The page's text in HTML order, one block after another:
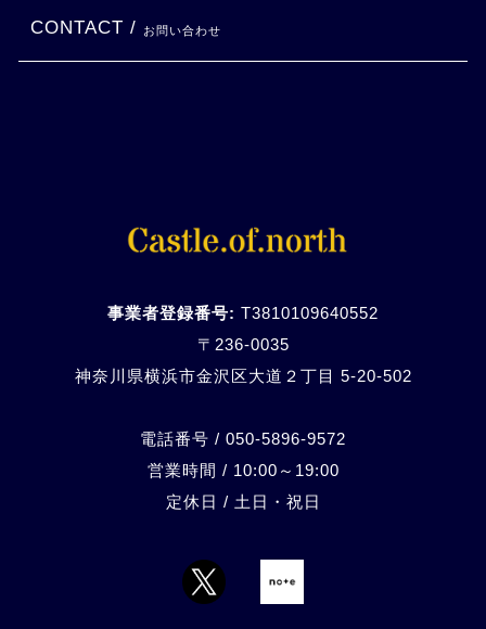
事業者登録番号: T3810109640552
〒236-0035
神奈川県横浜市金沢区大道２丁目 5-20-502
電話番号 / 050-5896-9572
営業時間 / 10:00～19:00
定休日 / 土日・祝日
CONTACT / お問い合わせ